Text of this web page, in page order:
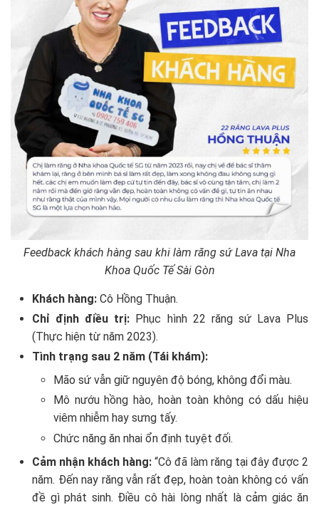
Feedback khách hàng sau khi làm răng sứ Lava tại Nha
Khoa Quốc Tế Sài Gòn
Khách hàng: Cô Hồng Thuận.
Chỉ định điều trị: Phục hình 22 răng sứ Lava Plus
(Thực hiện từ năm 2023).
Tình trạng sau 2 năm (Tái khám):
Mão sứ vẫn giữ nguyên độ bóng, không đổi màu.
Mô nướu hồng hào, hoàn toàn không có dấu hiệu
viêm nhiễm hay sưng tấy.
Chức năng ăn nhai ổn định tuyệt đối.
Cảm nhận khách hàng: “Cô đã làm răng tại đây được 2
năm. Đến nay răng vẫn rất đẹp, hoàn toàn không có vấn
đề gì phát sinh. Điều cô hài lòng nhất là cảm giác ăn